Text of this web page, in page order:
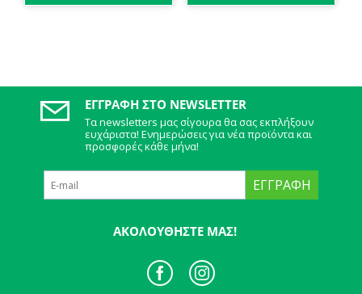
ΕΓΓΡΑΦΉ ΣΤΟ NEWSLETTER
Τα newsletters μας σίγουρα θα σας εκπλήξουν
ευχάριστα! Ενημερώσεις για νέα προϊόντα και
προσφορές κάθε μήνα!
ΕΓΓΡΑΦΉ
ΑΚΟΛΟΥΘΉΣΤΕ ΜΑΣ!